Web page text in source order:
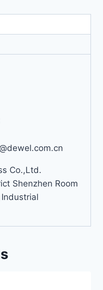
Co.,Ltd.
Shenzhen Room